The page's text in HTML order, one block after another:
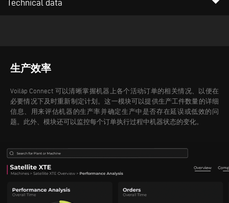
Technical data
生产效率
Voilàp Connect 可以清晰掌握机器上各个活动订单的相关情况、以便在
必要情况下及时重新制定计划。这一模块可以提供生产工件数量的详细
信息、用来评估机器的生产率并确定生产中是否存在延误或低效的问
题。此外、模块还可以监控每个订单执行过程中机器状态的变化。